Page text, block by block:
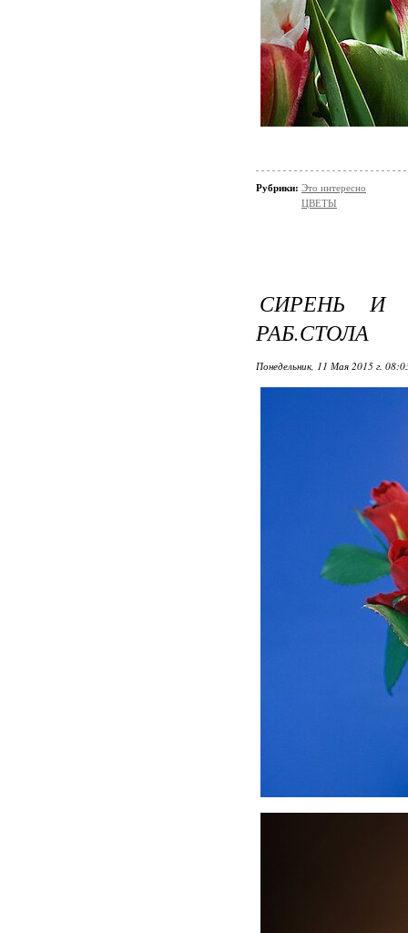
Рубрики: Это интересно
ЦВЕТЫ
СИРЕНЬ И
РАБ.СТОЛА
Понедельник, 11 Мая 2015 г.